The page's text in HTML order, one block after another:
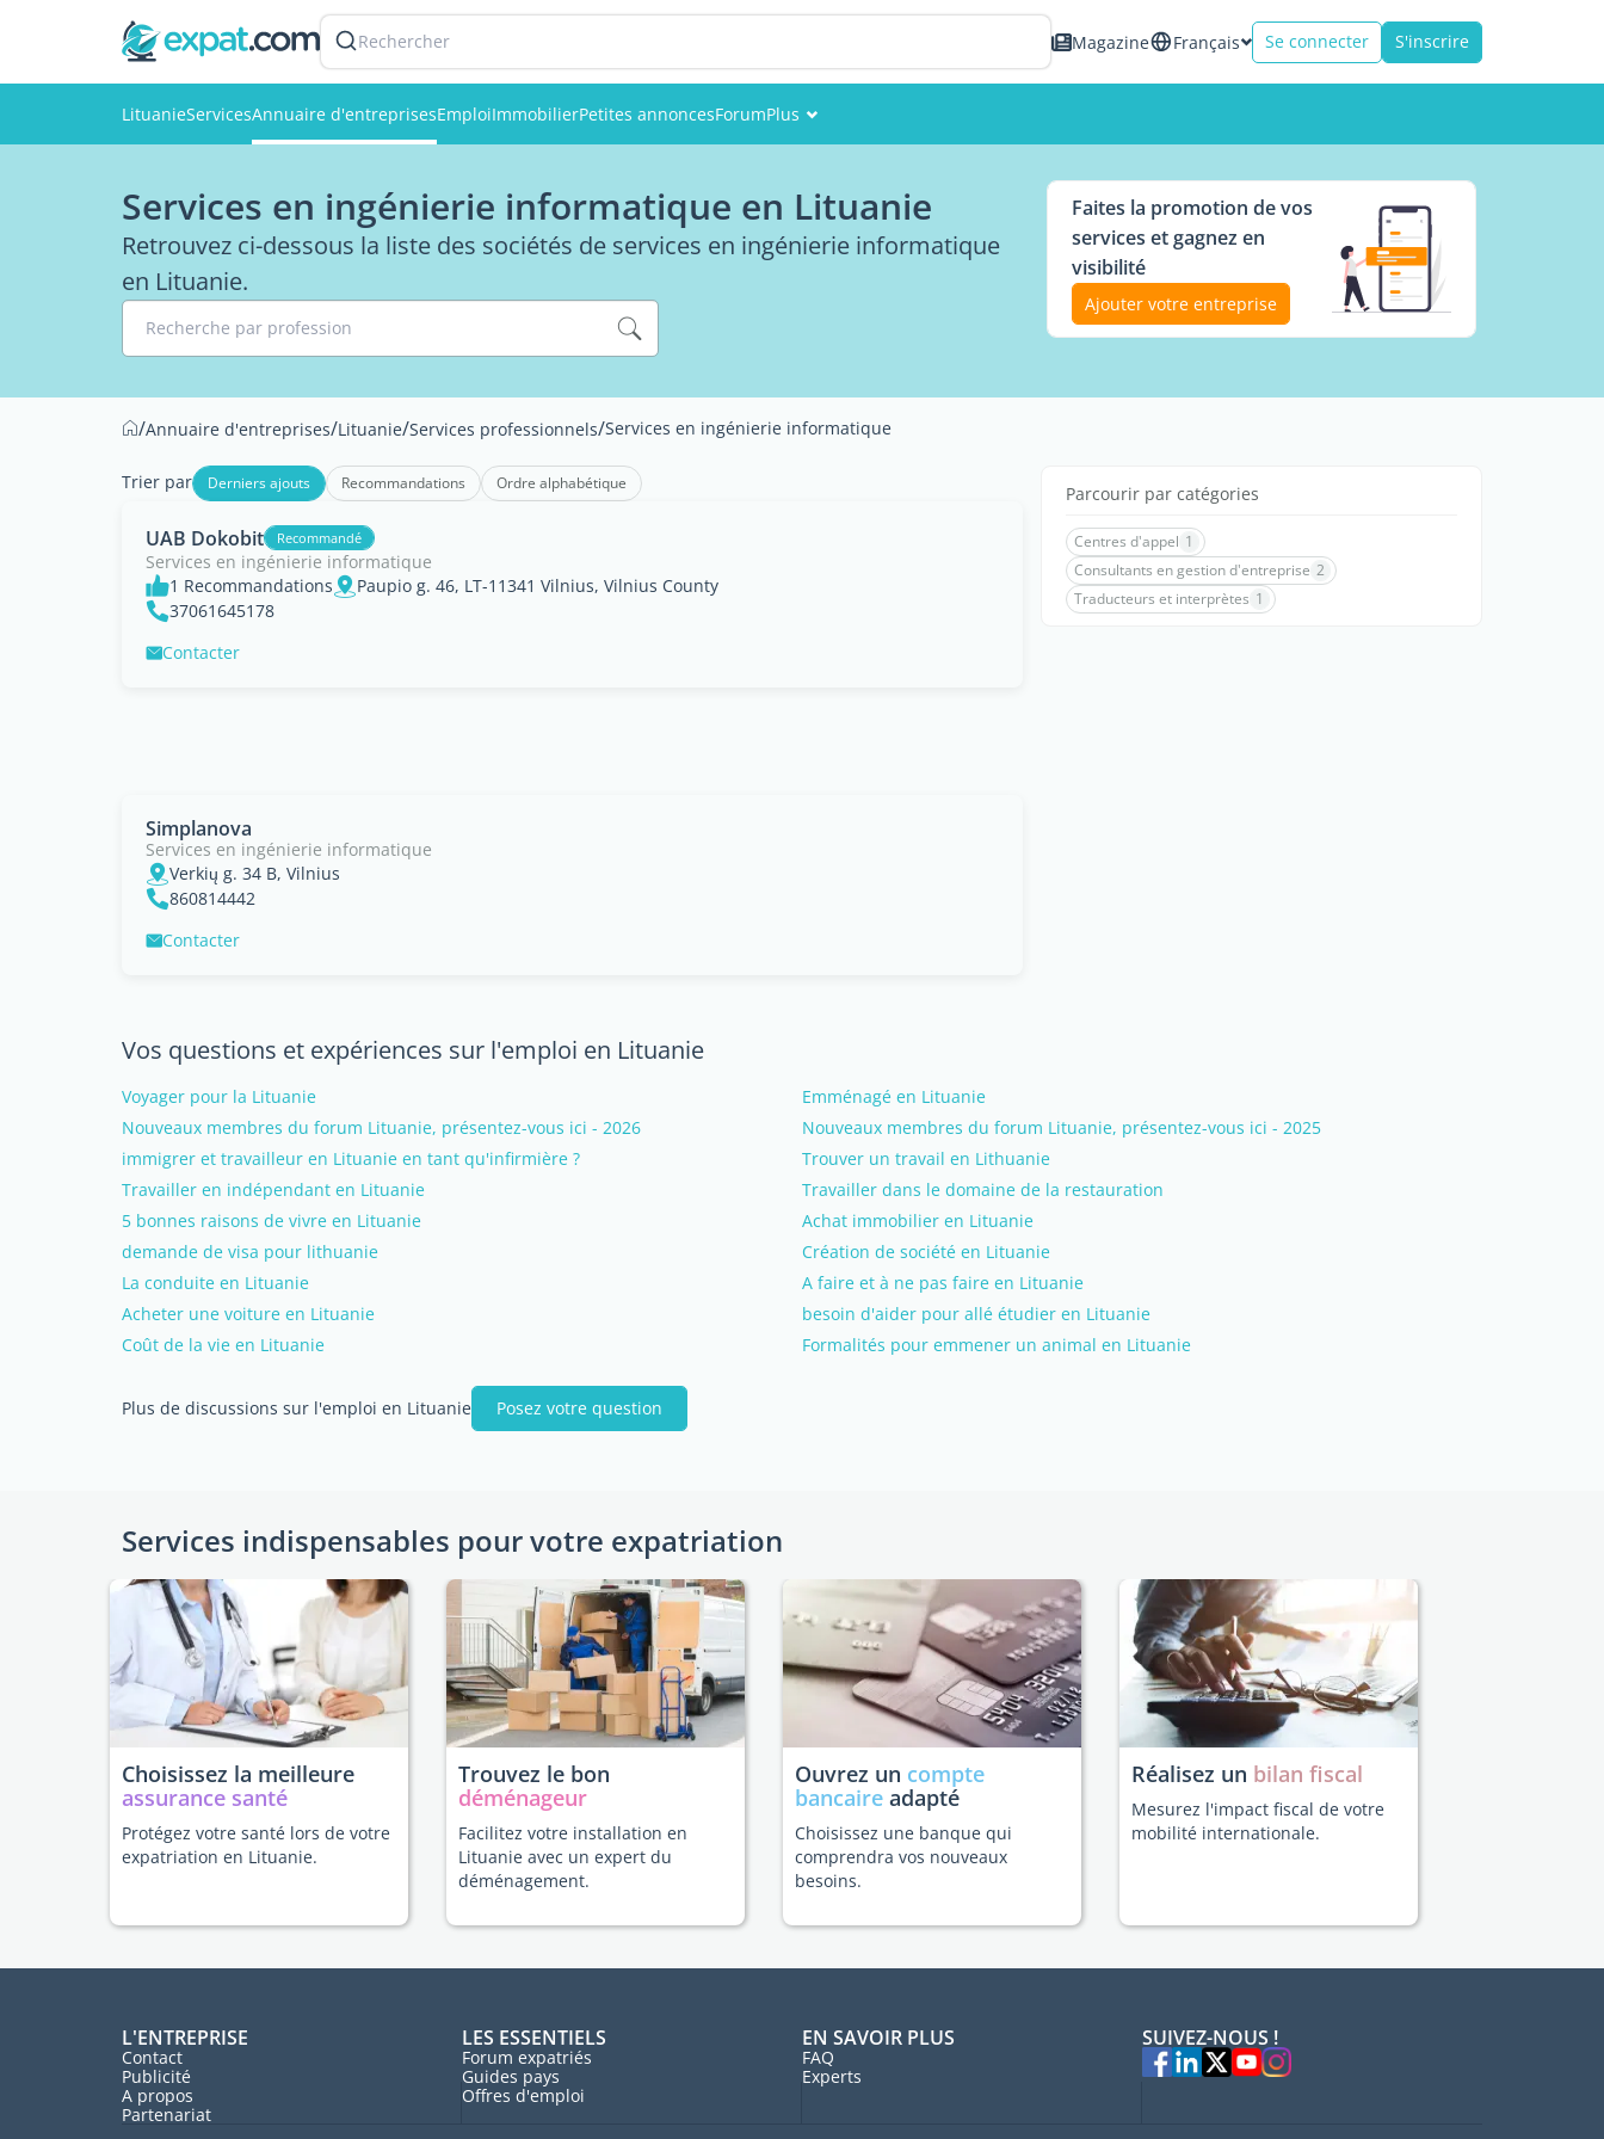
Rechercher Magazine Français Se connecter S'inscrire
LituanieServicesAnnuaire d'entreprisesEmploiImmobilierPetites annoncesForumPlus
Membres
Services en ingénierie informatique en Lituanie
Retrouvez ci-dessous la liste des sociétés de services en ingénierie informatique
en Lituanie.
Recherche par profession
Faites la promotion de vos
services et gagnez en
visibilité
Ajouter votre entreprise
/Annuaire d'entreprises/Lituanie/Services professionnels/Services en ingénierie informatique
Trier par Derniers ajouts Recommandations Ordre alphabétique
UAB Dokobit Recommandé
Services en ingénierie informatique
1 Recommandations
Paupio g. 46, LT-11341 Vilnius, Vilnius County
37061645178
Contacter
Simplanova
Services en ingénierie informatique
Verkių g. 34 B, Vilnius
860814442
Contacter
Parcourir par catégories
Centres d'appel 1
Consultants en gestion d'entreprise 2
Traducteurs et interprètes 1
Vos questions et expériences sur l'emploi en Lituanie
Voyager pour la Lituanie
Emménagé en Lituanie
Nouveaux membres du forum Lituanie, présentez-vous ici - 2026
Nouveaux membres du forum Lituanie, présentez-vous ici - 2025
immigrer et travailleur en Lituanie en tant qu'infirmière ?
Trouver un travail en Lithuanie
Travailler en indépendant en Lituanie
Travailler dans le domaine de la restauration
5 bonnes raisons de vivre en Lituanie
Achat immobilier en Lituanie
demande de visa pour lithuanie
Création de société en Lituanie
La conduite en Lituanie
A faire et à ne pas faire en Lituanie
Acheter une voiture en Lituanie
besoin d'aider pour allé étudier en Lituanie
Coût de la vie en Lituanie
Formalités pour emmener un animal en Lituanie
Plus de discussions sur l'emploi en Lituanie Posez votre question
Services indispensables pour votre expatriation
Choisissez la meilleure
assurance santé
Protégez votre santé lors de votre
expatriation en Lituanie.
Trouvez le bon
déménageur
Facilitez votre installation en
Lituanie avec un expert du
déménagement.
Ouvrez un compte
bancaire adapté
Choisissez une banque qui
comprendra vos nouveaux
besoins.
Réalisez un bilan fiscal
Mesurez l'impact fiscal de votre
mobilité internationale.
L'ENTREPRISE
Contact
Publicité
A propos
Partenariat
LES ESSENTIELS
Forum expatriés
Guides pays
Offres d'emploi
EN SAVOIR PLUS
FAQ
Experts
SUIVEZ-NOUS !